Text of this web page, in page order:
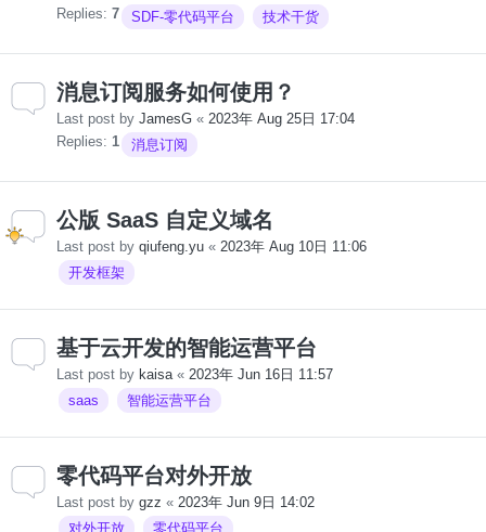
Replies: 7 SDF-零代码平台 技术干货
消息订阅服务如何使用？
Last post by JamesG « 2023年 Aug 25日 17:04
Replies: 1 消息订阅
公版 SaaS 自定义域名
Last post by qiufeng.yu « 2023年 Aug 10日 11:06
开发框架
基于云开发的智能运营平台
Last post by kaisa « 2023年 Jun 16日 11:57
saas
智能运营平台
零代码平台对外开放
Last post by gzz « 2023年 Jun 9日 14:02
对外开放
零代码平台